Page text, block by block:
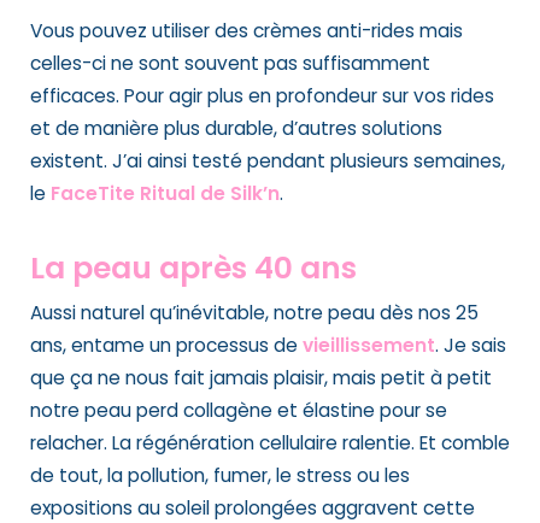
Vous pouvez utiliser des crèmes anti-rides mais
celles-ci ne sont souvent pas suffisamment
efficaces. Pour agir plus en profondeur sur vos rides
et de manière plus durable, d’autres solutions
existent. J’ai ainsi testé pendant plusieurs semaines,
le FaceTite Ritual de Silk’n.
La peau après 40 ans
Aussi naturel qu’inévitable, notre peau dès nos 25
ans, entame un processus devieillissement. Je sais
que ça ne nous fait jamais plaisir, mais petit à petit
notre peau perd collagène et élastine pour se
relacher. La régénération cellulaire ralentie. Et comble
de tout, la pollution, fumer, le stress ou les
expositions au soleil prolongées aggravent cette